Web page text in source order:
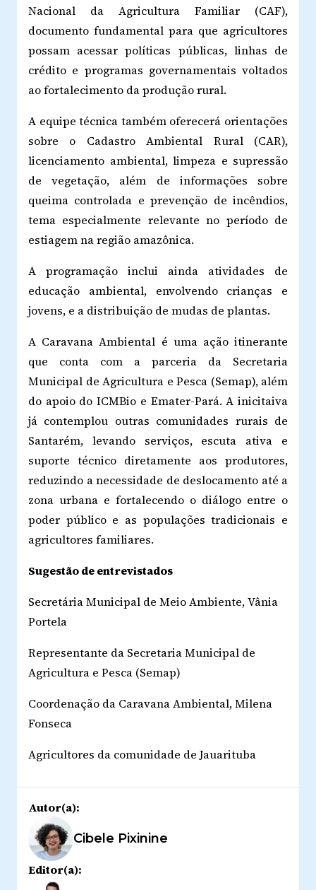
Nacional da Agricultura Familiar (CAF),
documento fundamental para que agricultores
possam acessar políticas públicas, linhas de
crédito e programas governamentais voltados
ao fortalecimento da produção rural.
A equipe técnica também oferecerá orientações
sobre o Cadastro Ambiental Rural (CAR),
licenciamento ambiental, limpeza e supressão
de vegetação, além de informações sobre
queima controlada e prevenção de incêndios,
tema especialmente relevante no período de
estiagem na região amazônica.
A programação inclui ainda atividades de
educação ambiental, envolvendo crianças e
jovens, e a distribuição de mudas de plantas.
A Caravana Ambiental é uma ação itinerante
que conta com a parceria da Secretaria
Municipal de Agricultura e Pesca (Semap), além
do apoio do ICMBio e Emater-Pará. A inicitaiva
já contemplou outras comunidades rurais de
Santarém, levando serviços, escuta ativa e
suporte técnico diretamente aos produtores,
reduzindo a necessidade de deslocamento até a
zona urbana e fortalecendo o diálogo entre o
poder público e as populações tradicionais e
agricultores familiares.
Sugestão de entrevistados
Secretária Municipal de Meio Ambiente, Vânia
Portela
Representante da Secretaria Municipal de
Agricultura e Pesca (Semap)
Coordenação da Caravana Ambiental, Milena
Fonseca
Agricultores da comunidade de Jauarituba
Autor(a):
Cibele Pixinine
Editor(a):